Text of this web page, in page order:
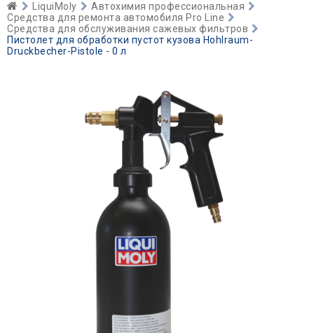
LiquiMoly
Автохимия профессиональная
Средства для ремонта автомобиля Pro Line
Средства для обслуживания сажевых фильтров
Пистолет для обработки пустот кузова Hohlraum-
Druckbecher-Pistole - 0 л